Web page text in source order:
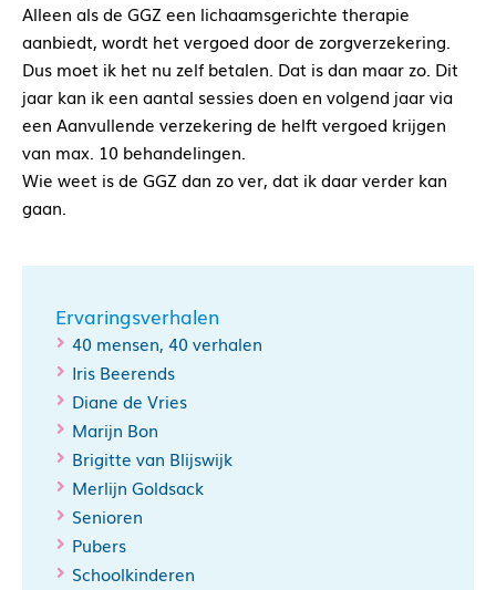
Alleen als de GGZ een lichaamsgerichte therapie
aanbiedt, wordt het vergoed door de zorgverzekering.
Dus moet ik het nu zelf betalen. Dat is dan maar zo. Dit
jaar kan ik een aantal sessies doen en volgend jaar via
een Aanvullende verzekering de helft vergoed krijgen
van max. 10 behandelingen.
Wie weet is de GGZ dan zo ver, dat ik daar verder kan
gaan.
Ervaringsverhalen
40 mensen, 40 verhalen
Iris Beerends
Diane de Vries
Marijn Bon
Brigitte van Blijswijk
Merlijn Goldsack
Senioren
Pubers
Schoolkinderen